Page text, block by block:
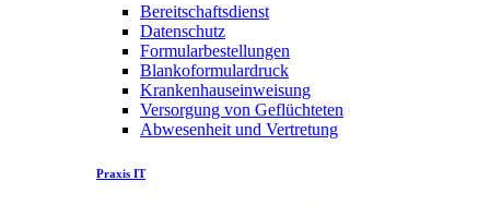
Bereitschaftsdienst
Datenschutz
Formularbestellungen
Blankoformulardruck
Krankenhauseinweisung
Versorgung von Geflüchteten
Abwesenheit und Vertretung
Praxis IT